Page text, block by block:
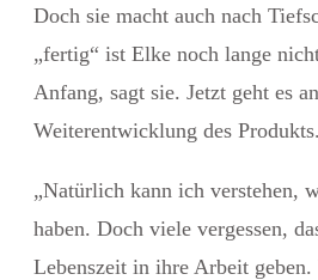
Doch sie macht auch nach
„fertig“ ist Elke noch lange
Anfang, sagt sie. Jetzt geht es
Weiterentwicklung des Produkts.
„Natürlich kann ich verstehen,
haben. Doch viele vergessen,
Lebenszeit in ihre Arbeit